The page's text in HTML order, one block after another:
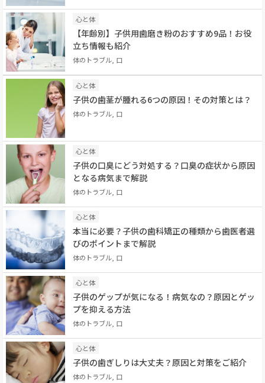
心と体
【年齢別】子供用歯磨き粉のおすすめ9品！お役
立ち情報も紹介
体のトラブル, 口
心と体
子供の歯茎が腫れる6つの原因！その対策とは？
体のトラブル, 口
心と体
子供の口臭にどう対処する？口臭の症状から原因
となる病気まで解説
体のトラブル, 口
心と体
本当に必要？子供の歯科矯正の種類から歯医者選
びのポイントまで解説
体のトラブル, 口
心と体
子供のゲップが気になる！病気なの？原因とゲッ
プを抑える方法
体のトラブル, 口
心と体
子供の歯ぎしりは大丈夫？原因と対策をご紹介
体のトラブル, 口